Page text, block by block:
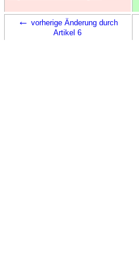
← vorherige Änderung durch
Artikel 6